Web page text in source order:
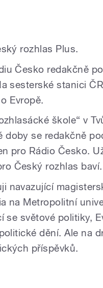
rozhlas Plus.
Česko redakčně
sesterské stanici
Evropě.
škole“ v
doby se redakčně
pro Rádio Česko.
Český rozhlas baví.
navazující
na Metropolitní
se světové politiky,
dění. Ale na
příspěvků.